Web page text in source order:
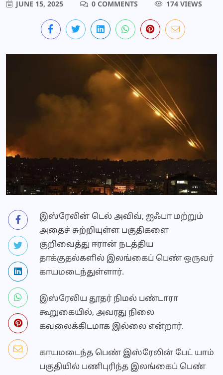
JUNE 15, 2025 0 COMMENTS 174 VIEWS
இஸ்ரேலின் டெல் அவிவ், ஐஃபா மற்றும்
அதைச் சுற்றியுள்ள பகுதிகளை
குறிவைத்து ஈரான் நடத்திய
தாக்குதல்களில் இலங்கைப் பெண் ஒருவர்
காயமடைந்துள்ளார்.
இஸ்ரேலிய தூதர் நிமல் பண்டாரா
கூறுகையில், அவரது நிலை
கவலைக்கிடமாக இல்லை என்றார்.
காயமடைந்த பெண் இஸ்ரேலின் பேட் யாம்
பகுதியில் பணிபுரிந்த இலங்கைப் பெண்